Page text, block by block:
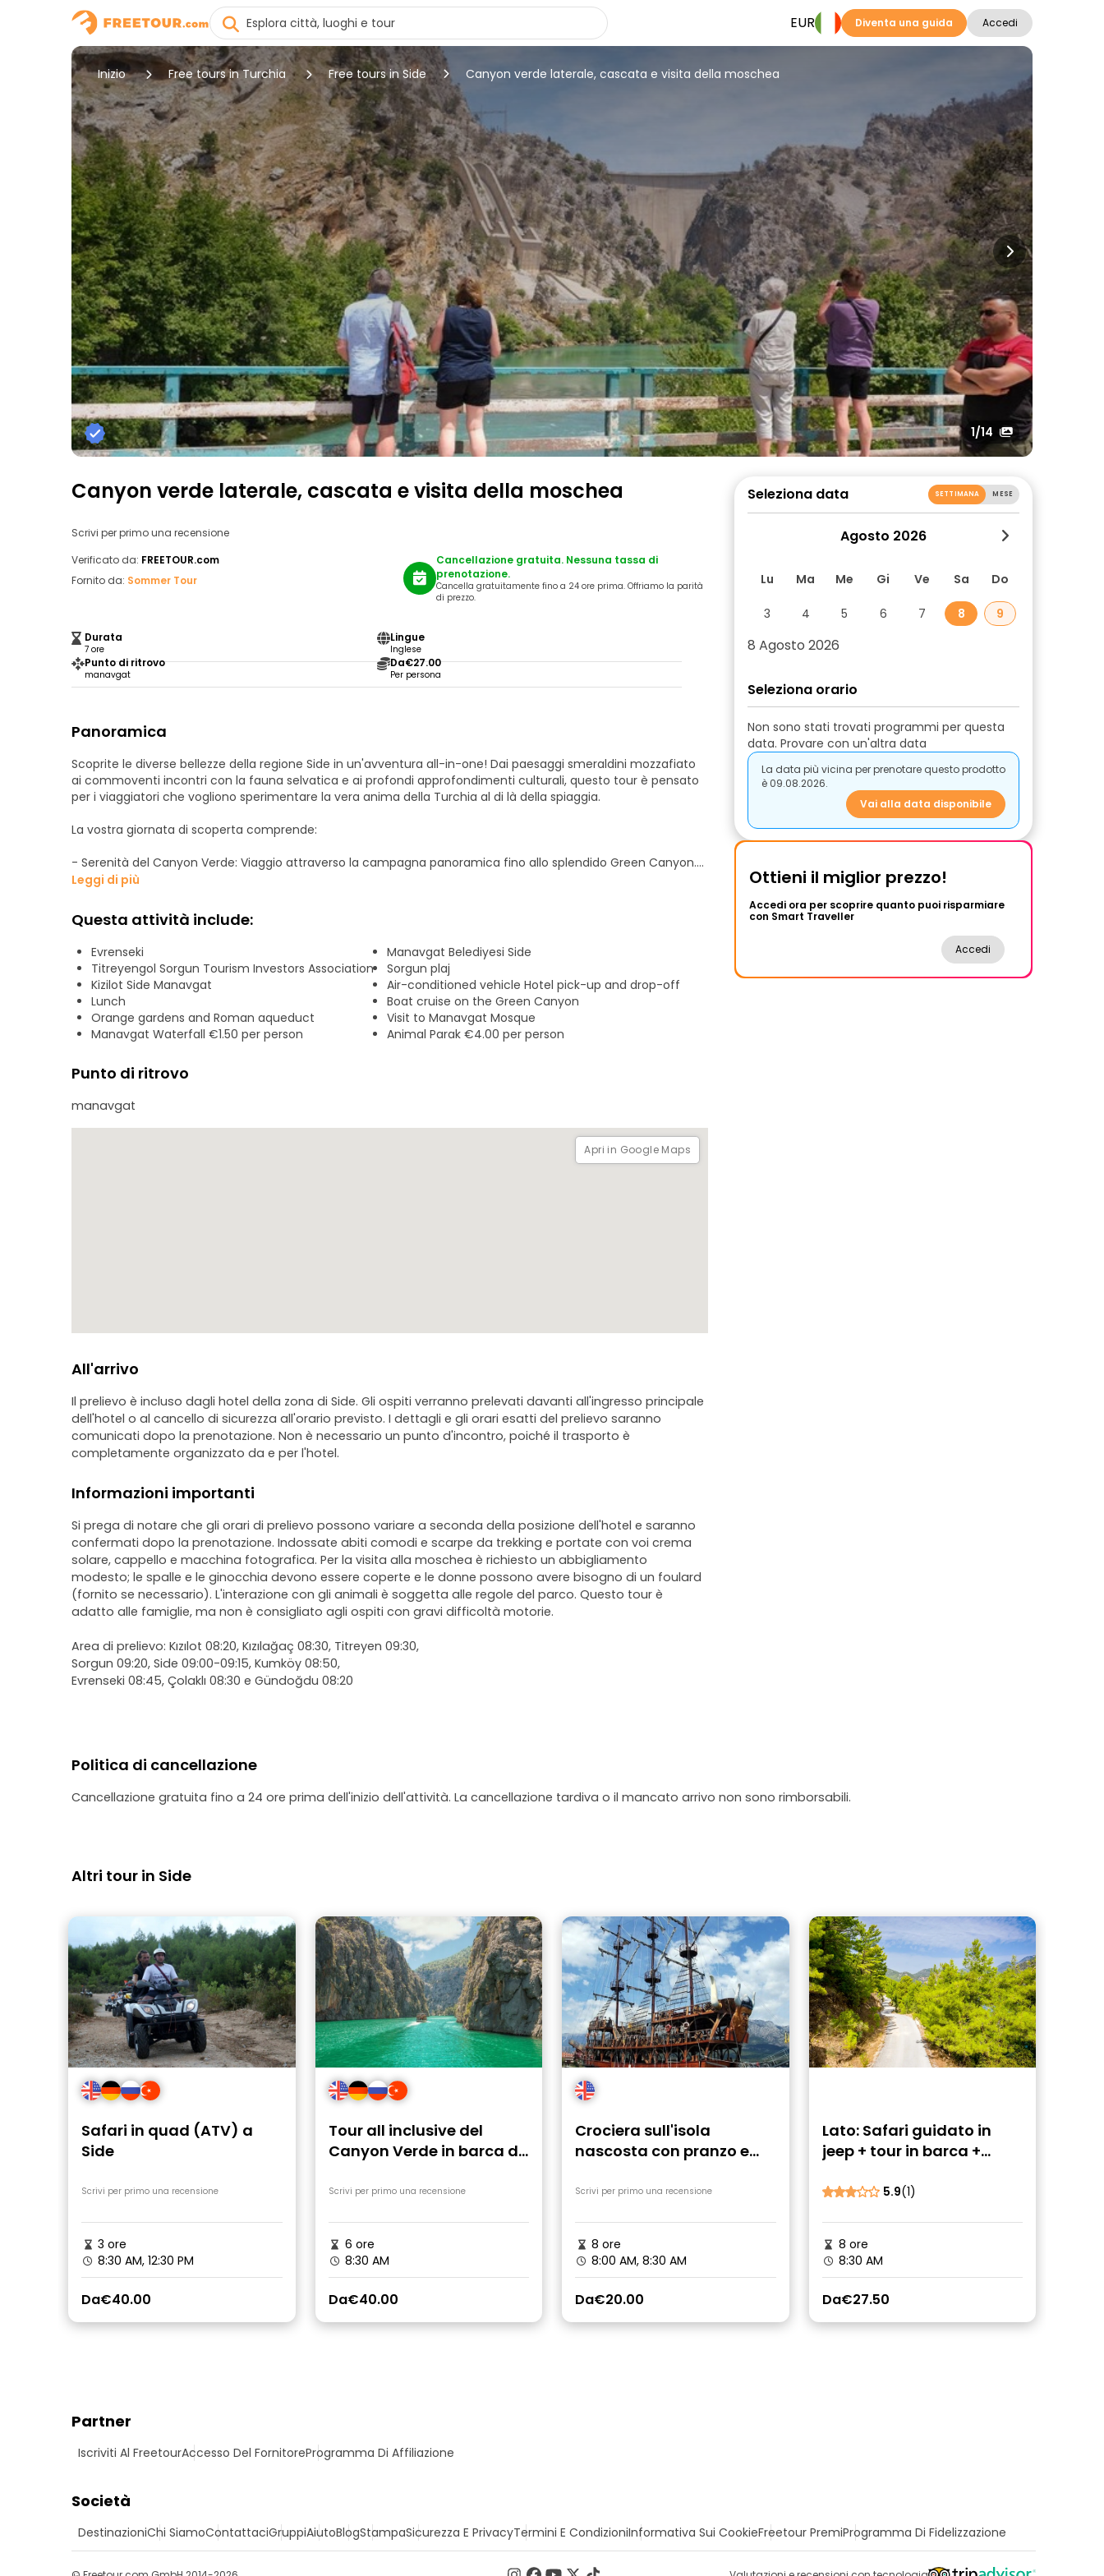
EUR Diventa una guida Accedi
Inizio Free tours in Turchia Free tours in Side Canyon verde laterale, cascata e visita della moschea
1/14
Canyon verde laterale, cascata e visita della moschea
Scrivi per primo una recensione
Verificato da: FREETOUR.com
Fornito da: Sommer Tour
Durata
7 ore
Lingue
Inglese
Punto di ritrovo
manavgat
Da€27.00
Per persona
Cancellazione gratuita. Nessuna tassa di
prenotazione.
Cancella gratuitamente fino a 24 ore prima. Offriamo la parità
di prezzo.
Panoramica
Scoprite le diverse bellezze della regione Side in un'avventura all-in-one! Dai paesaggi smeraldini mozzafiato
ai commoventi incontri con la fauna selvatica e ai profondi approfondimenti culturali, questo tour è pensato
per i viaggiatori che vogliono sperimentare la vera anima della Turchia al di là della spiaggia.
La vostra giornata di scoperta comprende:
- Serenità del Canyon Verde: Viaggio attraverso la campagna panoramica fino allo splendido Green Canyon.
Immergetevi nell'atmosfera pacifica e scattate foto alle spettacolari vedute delle montagne che si riflettono
- Cascate: Rilassatevi presso una pittoresca cascata locale. Sentite la nebbia fresca e godetevi l'aria fresca in
un'oasi verde e lussureggiante, perfetta per il relax.
- Incontro con la fauna selvatica: Visitate un affascinante parco faunistico per vivere un'esperienza davvero
unica. Ammirate da vicino cuccioli di leone e altri animali esotici in un ambiente sicuro: un'attrazione garantita
per le famiglie e gli amanti degli animali.
- Connessione culturale: Esplorate una moschea tradizionale locale. La guida vi racconterà storie affascinanti
Leggi di più
Questa attività include:
Evrenseki
Manavgat Belediyesi Side
Titreyengol Sorgun Tourism Investors Association
Sorgun plaj
Kizilot Side Manavgat
Air-conditioned vehicle Hotel pick-up and drop-off
Lunch
Boat cruise on the Green Canyon
Orange gardens and Roman aqueduct
Visit to Manavgat Mosque
Manavgat Waterfall €1.50 per person
Animal Parak €4.00 per person
Punto di ritrovo
manavgat
Apri in Google Maps
All'arrivo
Il prelievo è incluso dagli hotel della zona di Side. Gli ospiti verranno prelevati davanti all'ingresso principale
dell'hotel o al cancello di sicurezza all'orario previsto. I dettagli e gli orari esatti del prelievo saranno
comunicati dopo la prenotazione. Non è necessario un punto d'incontro, poiché il trasporto è
completamente organizzato da e per l'hotel.
Informazioni importanti
Si prega di notare che gli orari di prelievo possono variare a seconda della posizione dell'hotel e saranno
confermati dopo la prenotazione. Indossate abiti comodi e scarpe da trekking e portate con voi crema
solare, cappello e macchina fotografica. Per la visita alla moschea è richiesto un abbigliamento
modesto; le spalle e le ginocchia devono essere coperte e le donne possono avere bisogno di un foulard
(fornito se necessario). L'interazione con gli animali è soggetta alle regole del parco. Questo tour è
adatto alle famiglie, ma non è consigliato agli ospiti con gravi difficoltà motorie.
Area di prelievo: Kızılot 08:20, Kızılağaç 08:30, Titreyen 09:30,
Sorgun 09:20, Side 09:00-09:15, Kumköy 08:50,
Evrenseki 08:45, Çolaklı 08:30 e Gündoğdu 08:20
Politica di cancellazione
Cancellazione gratuita fino a 24 ore prima dell'inizio dell'attività. La cancellazione tardiva o il mancato arrivo non sono rimborsabili.
Seleziona data SETTIMANA MESE
Agosto 2026
Lu Ma Me Gi Ve Sa Do
3 4 5 6 7 8 9
8 Agosto 2026
Seleziona orario
Non sono stati trovati programmi per questa
data. Provare con un'altra data
La data più vicina per prenotare questo prodotto
è 09.08.2026.
Vai alla data disponibile
Ottieni il miglior prezzo!
Accedi ora per scoprire quanto puoi risparmiare
con Smart Traveller
Accedi
Altri tour in Side
Safari in quad (ATV) a
Side
Scrivi per primo una recensione
3 ore
8:30 AM, 12:30 PM
Da€40.00
Tour all inclusive del
Canyon Verde in barca da
Scrivi per primo una recensione
6 ore
8:30 AM
Da€40.00
Crociera sull'isola
nascosta con pranzo e
Scrivi per primo una recensione
8 ore
8:00 AM, 8:30 AM
Da€20.00
Lato: Safari guidato in
jeep + tour in barca +
5.9(1)
8 ore
8:30 AM
Da€27.50
Partner
Iscriviti Al FreetourAccesso Del FornitoreProgramma Di Affiliazione
Società
DestinazioniChi SiamoContattaciGruppiAiutoBlogStampaSicurezza E PrivacyTermini E CondizioniInformativa Sui CookieFreetour PremiProgramma Di Fidelizzazione